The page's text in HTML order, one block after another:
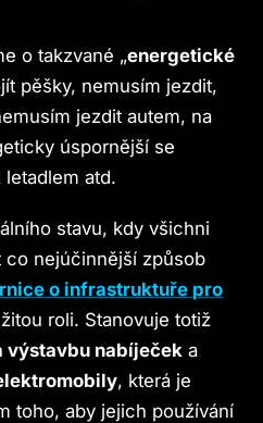
o takzvané „energetické
pěšky, nemusím jezdit,
jezdit autem, na
úspornější se
atd.
stavu, kdy všichni
co nejúčinnější způsob
o infrastruktuře pro
roli. Stanovuje totiž
výstavbu nabíječek a
, která je
toho, aby jejich používání